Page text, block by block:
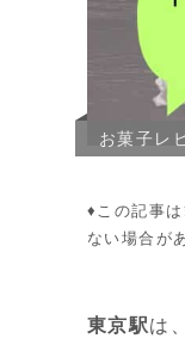
お菓子レ
♦︎この記事
ない場合が
東京駅は